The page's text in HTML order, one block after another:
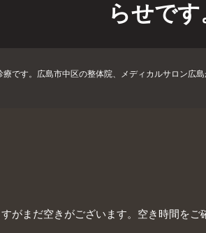
らせです
です。広島市中区の整体院、メディカルサロン広島
がまだ空きがございます。空き時間をご